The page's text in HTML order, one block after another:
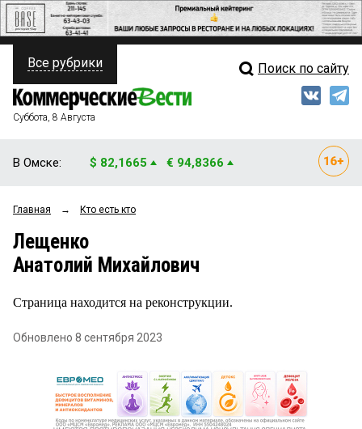
ПОЛИТИКА
ФИНАНСЫ
ОБЩЕСТВО
ЗАКОН
Свежий выпуск
Все рубрики Поиск по сайту
Суббота, 8 Августа
В Омске: $ 82,1665 € 94,8366
Главная → Кто есть кто
Лещенко
Анатолий Михайлович
Страница находится на реконструкции.
Обновлено 8 сентября 2023